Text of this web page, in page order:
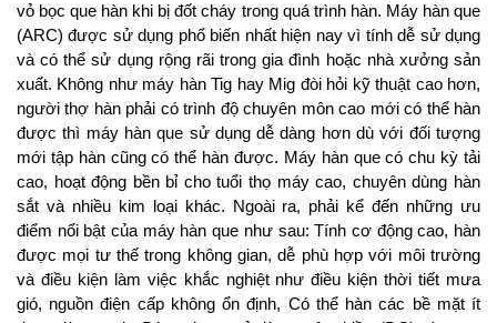
vỏ bọc que hàn khi bị đốt cháy trong quá trình hàn. Máy hàn que
(ARC) được sử dụng phổ biến nhất hiện nay vì tính dễ sử dụng
và có thể sử dụng rộng rãi trong gia đình hoặc nhà xưởng sản
xuất. Không như máy hàn Tig hay Mig đòi hỏi kỹ thuật cao hơn,
người thợ hàn phải có trình độ chuyên môn cao mới có thể hàn
được thì máy hàn que sử dụng dễ dàng hơn dù với đối tượng
mới tập hàn cũng có thể hàn được. Máy hàn que có chu kỳ tải
cao, hoạt động bền bỉ cho tuổi thọ máy cao, chuyên dùng hàn
sắt và nhiều kim loại khác. Ngoài ra, phải kể đến những ưu
điểm nổi bật của máy hàn que như sau: Tính cơ động cao, hàn
được mọi tư thế trong không gian, dễ phù hợp với môi trường
và điều kiện làm việc khắc nghiệt như điều kiện thời tiết mưa
gió, nguồn điện cấp không ổn định, Có thể hàn các bề mặt ít